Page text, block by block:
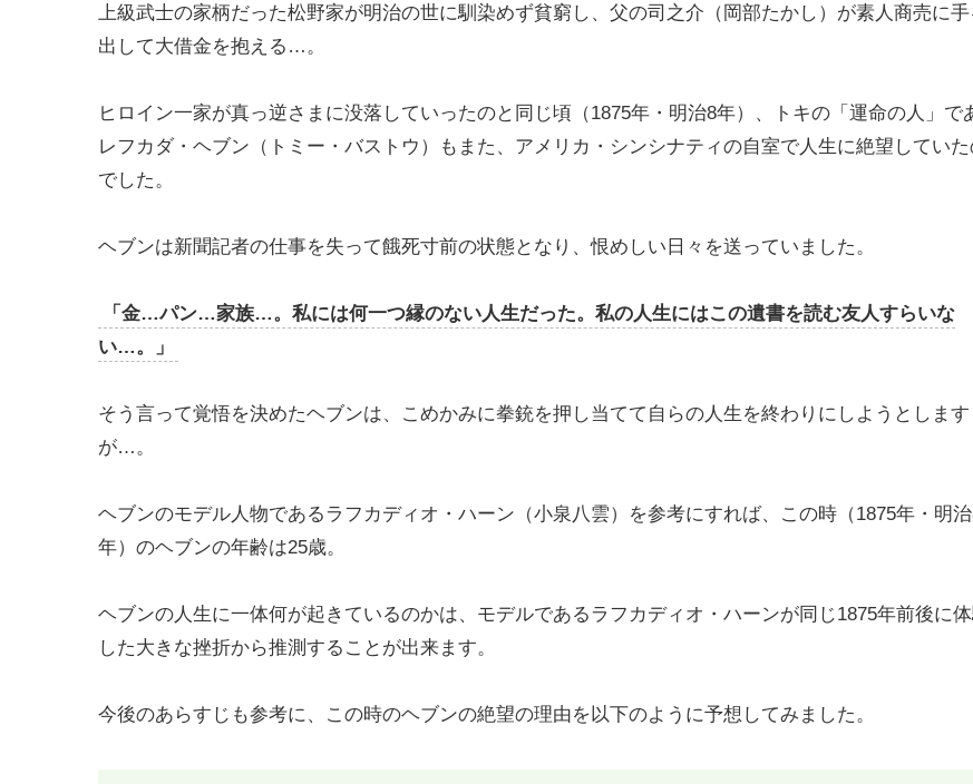
上級武士の家柄だった松野家が明治の世に馴染めず貧窮し、父の司之介（岡部たかし）が素人商売に手
出して大借金を抱える…。
ヒロイン一家が真っ逆さまに没落していったのと同じ頃（1875年・明治8年）、トキの「運命の人」で
レフカダ・ヘブン（トミー・バストウ）もまた、アメリカ・シンシナティの自室で人生に絶望してい
でした。
ヘブンは新聞記者の仕事を失って餓死寸前の状態となり、恨めしい日々を送っていました。
「金…パン…家族…。私には何一つ縁のない人生だった。私の人生にはこの遺書を読む友人すらいな
い…。」
そう言って覚悟を決めたヘブンは、こめかみに拳銃を押し当てて自らの人生を終わりにしようとします
が…。
ヘブンのモデル人物であるラフカディオ・ハーン（小泉八雲）を参考にすれば、この時（1875年・明
年）のヘブンの年齢は25歳。
ヘブンの人生に一体何が起きているのかは、モデルであるラフカディオ・ハーンが同じ1875年前後に
した大きな挫折から推測することが出来ます。
今後のあらすじも参考に、この時のヘブンの絶望の理由を以下のように予想してみました。